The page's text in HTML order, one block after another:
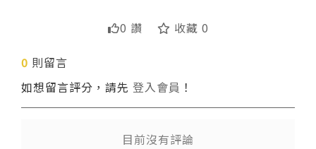
0 讚 收藏 0
0 則留言
如想留言評分，請先 登入會員 ！
目前沒有評論